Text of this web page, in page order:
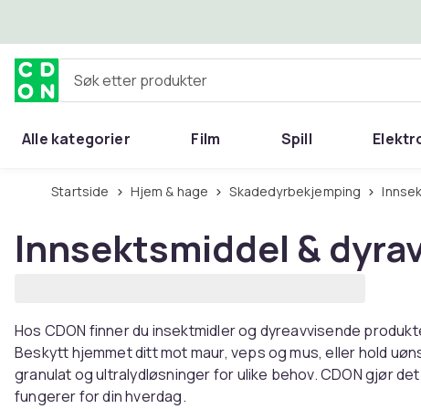
Søk etter produkter
Alle kategorier Film Spill
Startside Hjem & hage Skadedyrbekjemping
Innsektsmiddel &
Hos CDON finner du insektmidler og dyreavvisende
Beskytt hjemmet ditt mot maur, veps og mus, eller hold
granulat og ultralydløsninger for ulike behov. CDON gjør
fungerer for din hverdag.